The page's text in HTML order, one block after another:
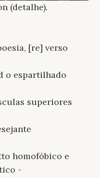
(detalhe).
[re] verso
o espartilhado
superiores
homofóbico e
-